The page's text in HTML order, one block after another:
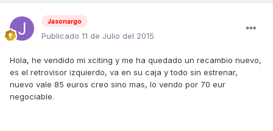
Jasonargo
Publicado 11 de Julio del 2015
Hola, he vendido mi xciting y me ha quedado un recambio nuevo,
es el retrovisor izquierdo, va en su caja y todo sin estrenar,
nuevo vale 85 euros creo sino mas, lo vendo por 70 eur
negociable.